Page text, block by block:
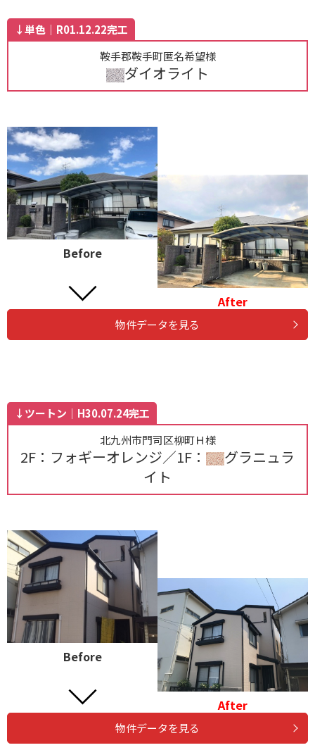
↓単色｜R01.12.22完工
鞍手郡鞍手町匿名希望様
ダイオライト
Before
After
物件データを見る
↓ツートン｜H30.07.24完工
北九州市門司区柳町Ｈ様
2F：フォギーオレンジ／1F：
グラニュラ
イト
Before
After
物件データを見る